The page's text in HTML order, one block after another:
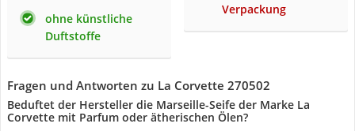
ohne künstliche
Duftstoffe
Verpackung
Fragen und Antworten zu La Corvette 270502
Beduftet der Hersteller die Marseille-Seife der Marke La
Corvette mit Parfum oder ätherischen Ölen?